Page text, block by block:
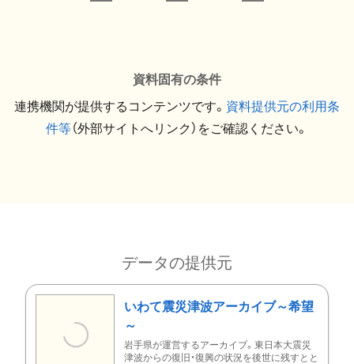
資料固有の条件
連携機関が提供するコンテンツです。 資料提供元の利用条
件等（外部サイトへリンク）をご確認ください。
データの提供元
いわて震災津波アーカイブ～希望
～
岩手県が運営するアーカイブ。東日本大震災
津波からの復旧・復興の状況を後世に残すとと